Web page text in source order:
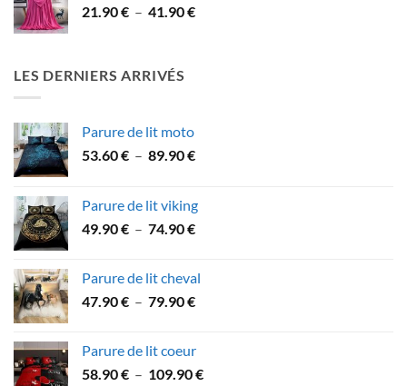
à
21.90€ – 41.90€Plage
LES DERNIERS ARRIVÉS
Parure de lit moto
53.60€ – 89.90€Plage
53.60 €
à
Parure de lit viking
49.90€ – 74.90€Plage
49.90 €
à
Parure de lit cheval
47.90€ – 79.90€Plage
à
Parure de lit coeur
58.90€ – 109.90€Plage